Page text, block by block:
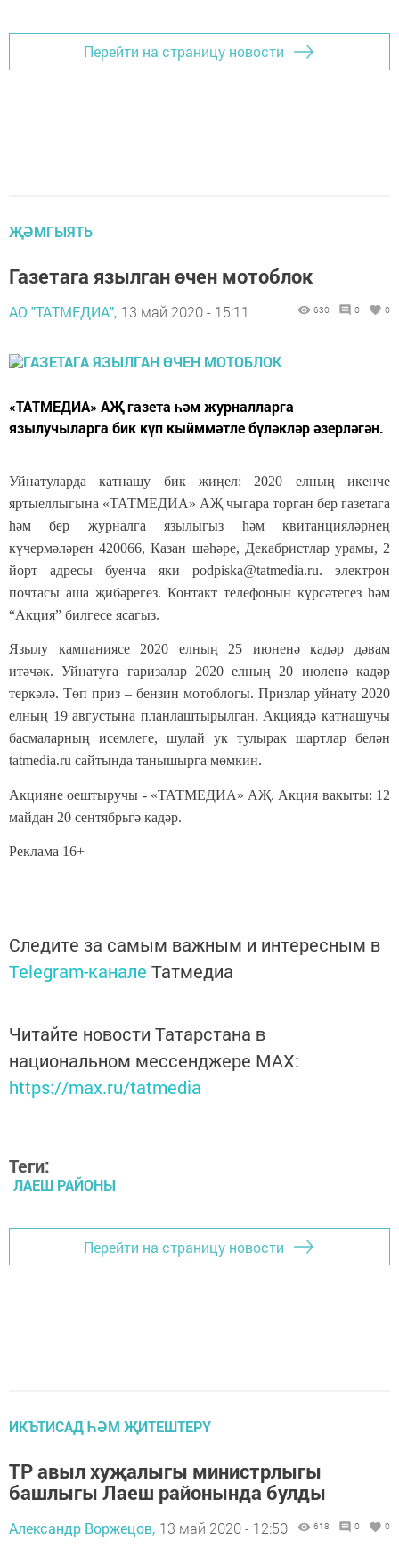
Перейти на страницу новости
ҖӘМГЫЯТЬ
Газетага язылган өчен мотоблок
АО "ТАТМЕДИА", 13 май 2020 - 15:11 630 0 0
«ТАТМЕДИА» АҖ газета һәм журналларга
язылучыларга бик күп кыйммәтле бүләкләр әзерләгән.
Уйнатуларда катнашу бик җиңел: 2020 елның икенче
яртыеллыгына «ТАТМЕДИА» АҖ чыгара торган бер газетага
һәм бер журналга язылыгыз һәм квитанцияләрнең
күчермәләрен 420066, Казан шәһәре, Декабристлар урамы, 2
йорт адресы буенча яки podpiska@tatmedia.ru. электрон
почтасы аша җибәрегез. Контакт телефонын күрсәтегез һәм
“Акция” билгесе ясагыз.
Язылу кампаниясе 2020 елның 25 июненә кадәр дәвам
итәчәк. Уйнатуга гаризалар 2020 елның 20 июленә кадәр
теркәлә. Төп приз – бензин мотоблогы. Призлар уйнату 2020
елның 19 августына планлаштырылган. Акциядә катнашучы
басмаларның исемлеге, шулай ук тулырак шартлар белән
tatmedia.ru сайтында танышырга мөмкин.
Акцияне оештыручы - «ТАТМЕДИА» АҖ. Акция вакыты: 12
майдан 20 сентябрьгә кадәр.
Реклама 16+
Следите за самым важным и интересным в
Telegram-канале Татмедиа
Читайте новости Татарстана в
национальном мессенджере MАХ:
https://max.ru/tatmedia
Теги:
ЛАЕШ РАЙОНЫ
Перейти на страницу новости
ИКЪТИСАД ҺӘМ ҖИТЕШТЕРҮ
ТР авыл хуҗалыгы министрлыгы
башлыгы Лаеш районында булды
Александр Воржецов, 13 май 2020 - 12:50 618 0 0